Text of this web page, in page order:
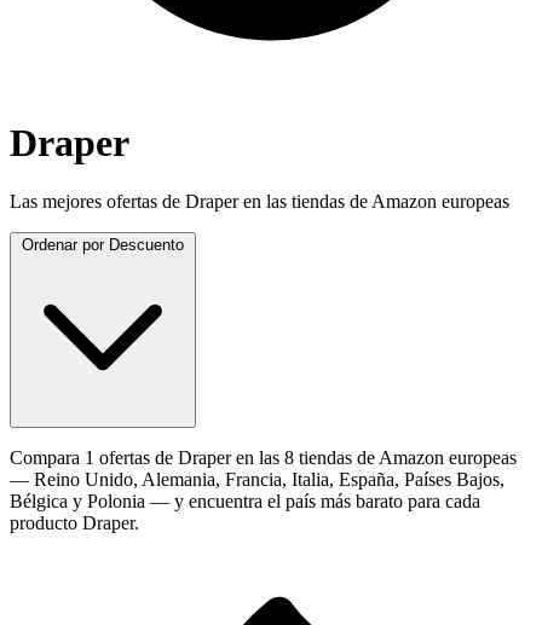
Draper
Las mejores ofertas de Draper en las tiendas de Amazon europeas
Ordenar por Descuento
Compara 1 ofertas de Draper en las 8 tiendas de Amazon europeas
— Reino Unido, Alemania, Francia, Italia, España, Países Bajos,
Bélgica y Polonia — y encuentra el país más barato para cada
producto Draper.